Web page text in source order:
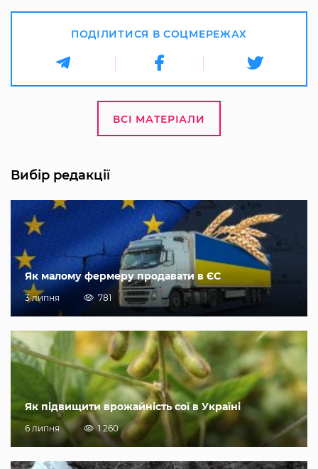
ПОДІЛИТИСЯ В СОЦМЕРЕЖАХ
ВСІ МАТЕРІАЛИ
Вибір редакції
Як малому фермеру продавати в ЄС
3 липня 781
Як підвищити врожайність сої в Україні
6 липня 1 260